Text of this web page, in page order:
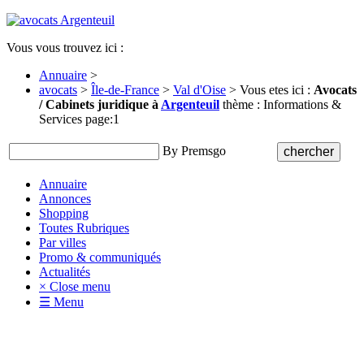
Vous vous trouvez ici :
Annuaire >
avocats > Île-de-France > Val d'Oise > Vous etes ici : Avocats
/ Cabinets juridique à Argenteuil thème : Informations &
Services page:1
By Premsgo
Annuaire
Annonces
Shopping
Toutes Rubriques
Par villes
Promo & communiqués
Actualités
× Close menu
☰ Menu